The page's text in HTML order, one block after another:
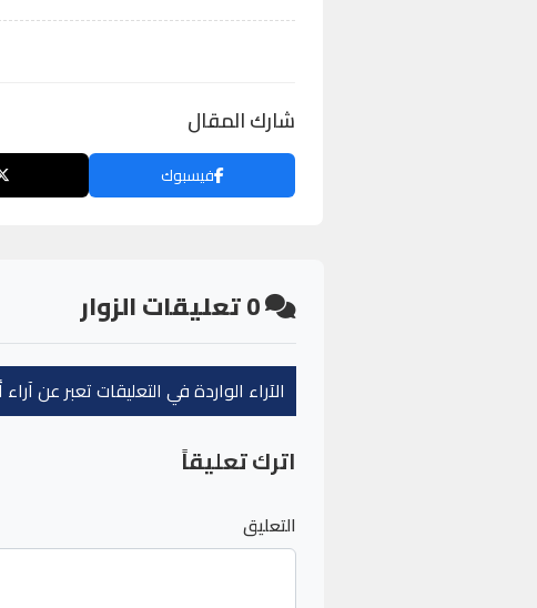
شارك المقال
فيسبوك
0تعليقات الزوار
الآراء الواردة في التعليقات تعبر عن
اترك تعليقاً
التعليق